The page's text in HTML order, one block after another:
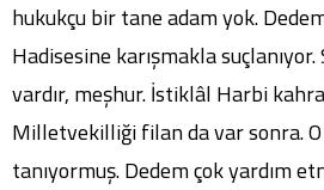
hukukçu bir tane adam yok.
Hadisesine karışmakla
vardır, meşhur. İstiklâl Harbi
Milletvekilliği filan da var sonra.
tanıyormuş. Dedem çok yardım